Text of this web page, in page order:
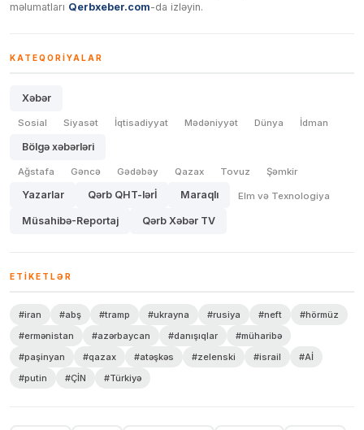
məlumatları Qerbxeber.com-da izləyin.
KATEQORIYALAR
Xəbər
Sosial Siyasət İqtisadiyyat Mədəniyyət Dünya İdman
Bölgə xəbərləri
Ağstafa Gəncə Gədəbəy Qazax Tovuz Şəmkir
Yazarlar Qərb QHT-lərİ Maraqlı Elm və Texnologiya
Müsahibə-Reportaj Qərb Xəbər TV
ETIKETLƏR
#iran #abş #tramp #ukrayna #rusiya #neft
#hörmüz
#ermənistan
#azərbaycan #danışıqlar
#müharibə
#paşinyan
#qazax #atəşkəs #zelenski #israil
#Aİ
#putin
#ÇİN #Türkiyə